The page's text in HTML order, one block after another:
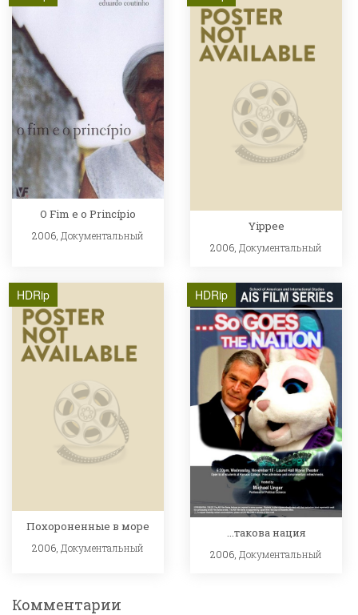
O Fim e o Princípio
2006, Документальный
Yippee
2006, Документальный
HDRip
Похороненные в море
2006, Документальный
HDRip
...такова нация
2006, Документальный
Комментарии